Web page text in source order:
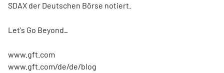
SDAX der Deutschen Börse notiert.
Let's Go Beyond_
www.gft.com
www.gft.com/de/de/blog